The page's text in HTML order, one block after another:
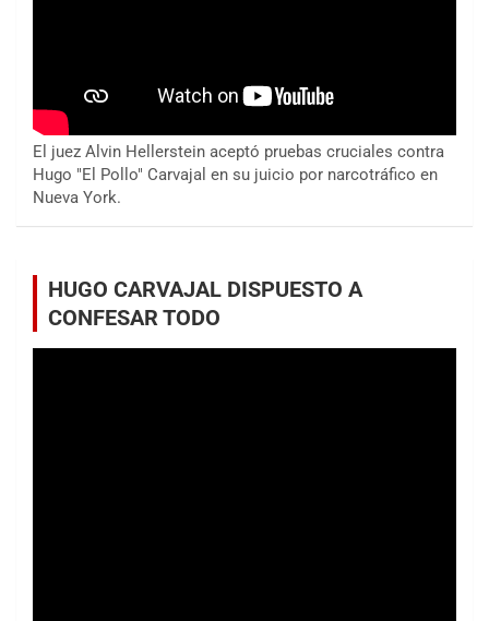
El juez Alvin Hellerstein aceptó pruebas cruciales contra
Hugo "El Pollo" Carvajal en su juicio por narcotráfico en
Nueva York.
HUGO CARVAJAL DISPUESTO A
CONFESAR TODO